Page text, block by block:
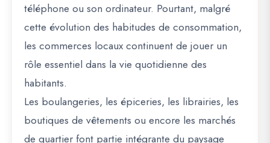
téléphone ou son ordinateur. Pourtant, malgré
cette évolution des habitudes de consommation,
les commerces locaux continuent de jouer un
rôle essentiel dans la vie quotidienne des
habitants.
Les boulangeries, les épiceries, les librairies, les
boutiques de vêtements ou encore les marchés
de quartier font partie intégrante du paysage